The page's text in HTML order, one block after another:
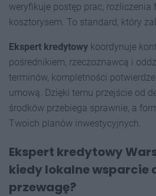
weryfikuje postęp prac, rozliczenia
kosztorysem. To standard, który
Ekspert kredytowy koordynuje
pośrednikiem, rzeczoznawcą i
terminów, kompletności
umową. Dzięki temu przejście od
środków przebiega sprawnie, a
Twoich planów inwestycyjnych.
Ekspert kredytowy
kiedy lokalne wsparcie
przewagę?